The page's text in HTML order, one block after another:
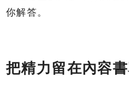
你解答。
把精力留在內容